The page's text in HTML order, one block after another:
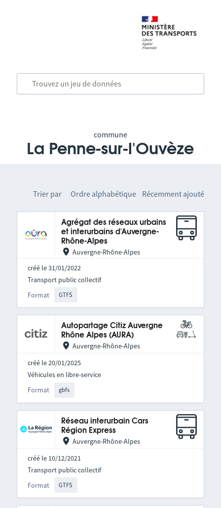
commune
La Penne-sur-l'Ouvèze
Trier par Ordre alphabétique Récemment ajouté
Agrégat des réseaux urbains
et interurbains d'Auvergne-
Rhône-Alpes
Auvergne-Rhône-Alpes
créé le 31/01/2022
Format GTFS
Transport public collectif
Autopartage Citiz Auvergne
Rhône Alpes (AURA)
Auvergne-Rhône-Alpes
créé le 20/01/2025
Format gbfs
Véhicules en libre-service
Réseau interurbain Cars
Région Express
Auvergne-Rhône-Alpes
créé le 10/12/2021
Format GTFS
Transport public collectif